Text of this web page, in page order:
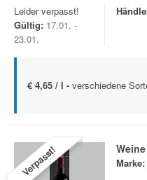
Leider verpasst!
Gültig: 17.01. -
23.01.
€ 4,65 / l - verschiedene
Verpasst! Weine
Marke: